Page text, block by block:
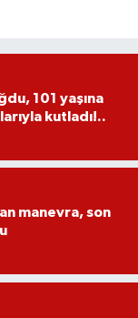
101 yaşına
kutladı!..
manevra, son